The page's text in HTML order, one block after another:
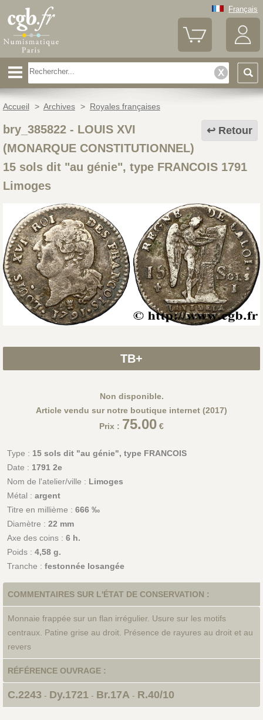
Français
Accueil > Archives > Royales françaises
Retour
bry_385822- LOUIS XVI
(MONARQUE CONSTITUTIONNEL)
15 sols dit "au génie", type FRANCOIS 1791
Limoges
TB+
Non disponible.
Article vendu sur notre boutique internet (2017)
Prix : 75.00 €
Type : 15 sols dit "au génie", type FRANCOIS
Date : 1791 2e
Nom de l'atelier/ville : Limoges
Métal : argent
Titre en millième : 666 ‰
Diamètre : 22 mm
Axe des coins : 6 h.
Poids : 4,58 g.
Tranche : festonnée losangée
COMMENTAIRES SUR L'ÉTAT DE CONSERVATION :
Monnaie frappée sur un flan irrégulier. Usure sur les motifs
centraux. Patine grise au droit. Présence de rayures au droit et au
revers
RÉFÉRENCE OUVRAGE :
C.2243 - Dy.1721- Br.17A- R.40/10